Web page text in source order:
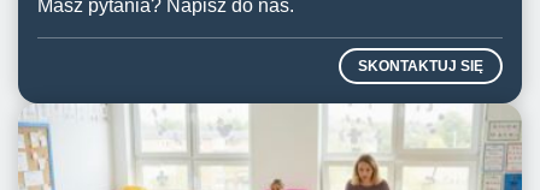
Masz pytania? Napisz do nas.
SKONTAKTUJ SIĘ